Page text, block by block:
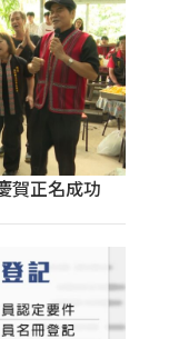
賀正名成功